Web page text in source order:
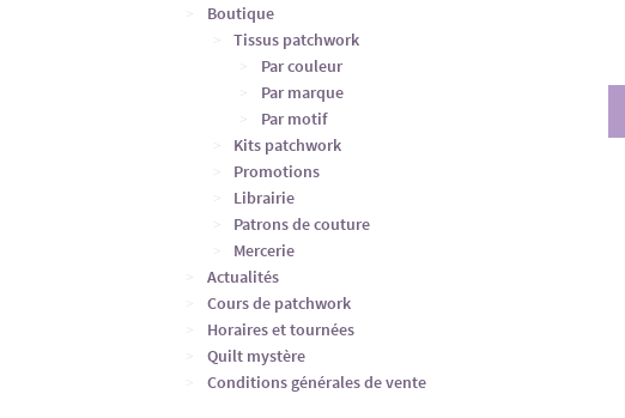
Boutique
Tissus patchwork
Par couleur
Par marque
Par motif
Kits patchwork
Promotions
Librairie
Patrons de couture
Mercerie
Actualités
Cours de patchwork
Horaires et tournées
Quilt mystère
Conditions générales de vente